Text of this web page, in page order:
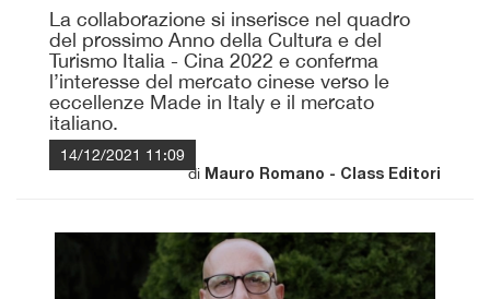
La collaborazione si inserisce nel quadro
del prossimo Anno della Cultura e del
Turismo Italia - Cina 2022 e conferma
l’interesse del mercato cinese verso le
eccellenze Made in Italy e il mercato
italiano.
14/12/2021 11:09
di Mauro Romano - Class Editori